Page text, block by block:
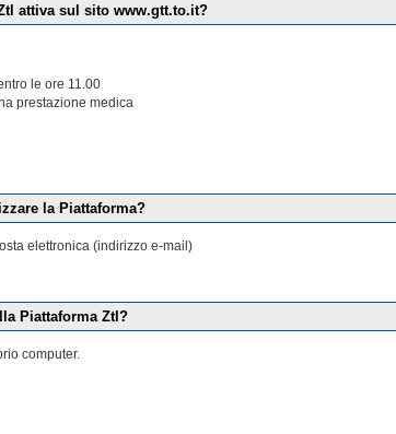
attiva sul sito www.gtt.to.it?
le ore 11.00
prestazione medica
la Piattaforma?
elettronica (indirizzo e-mail)
Piattaforma Ztl?
computer.